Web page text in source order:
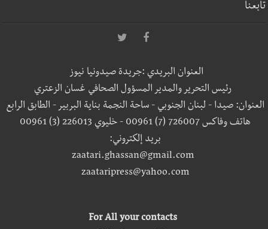
تابعنا
العنوان البريدي :جريدة صيدونيا نيوز
رئيس التحرير والمدير المسؤول الصحافي غسان الزعتري
العنوان: صيدا - لبنان الجنوبي - ساحة النجمة بناية البربير - الطابق الرابع
هاتف وفاكس 726007 (7) 00961 - خليوي 226013 (3) 00961
بريد إلكتروني:
zaatari.ghassan@gmail.com
zaataripress@yahoo.com
For All your contacts